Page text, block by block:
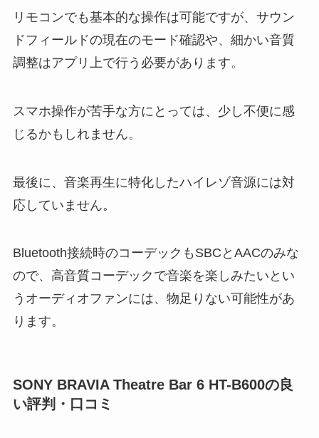
リモコンでも基本的な操作は可能ですが、サウン
ドフィールドの現在のモード確認や、細かい音質
調整はアプリ上で行う必要があります。
スマホ操作が苦手な方にとっては、少し不便に感
じるかもしれません。
最後に、音楽再生に特化したハイレゾ音源には対
応していません。
Bluetooth接続時のコーデックもSBCとAACのみな
ので、高音質コーデックで音楽を楽しみたいとい
うオーディオファンには、物足りない可能性があ
ります。
SONY BRAVIA Theatre Bar 6 HT-B600の良
い評判・口コミ